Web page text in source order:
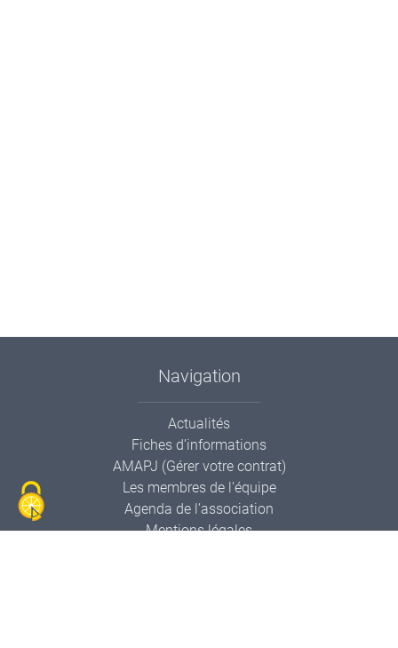
Navigation
Actualités
Fiches d’informations
AMAPJ (Gérer votre contrat)
Les membres de l’équipe
Agenda de l’association
Mentions légales